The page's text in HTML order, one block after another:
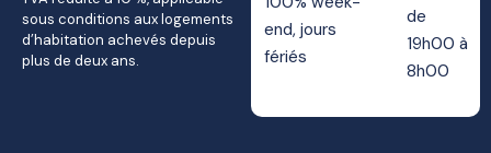
sous conditions aux logements
d’habitation achevés depuis
plus de deux ans.
end, jours
fériés
de
19h00 à
8h00